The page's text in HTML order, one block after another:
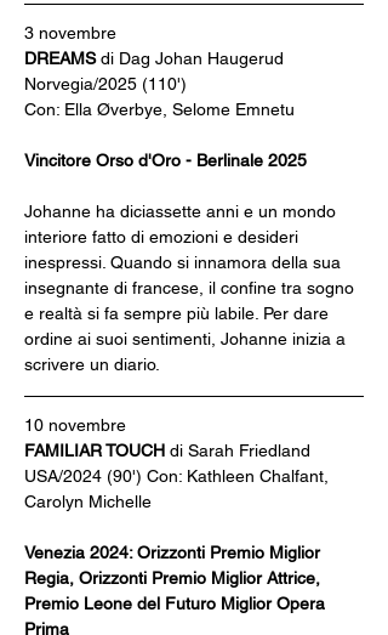
3 novembre
DREAMS di Dag Johan Haugerud
Norvegia/2025 (110')
Con: Ella Øverbye, Selome Emnetu
Vincitore Orso d'Oro - Berlinale 2025
Johanne ha diciassette anni e un mondo
interiore fatto di emozioni e desideri
inespressi. Quando si innamora della sua
insegnante di francese, il confine tra sogno
e realtà si fa sempre più labile. Per dare
ordine ai suoi sentimenti, Johanne inizia a
scrivere un diario.
10 novembre
FAMILIAR TOUCH di Sarah Friedland
USA/2024 (90') Con: Kathleen Chalfant,
Carolyn Michelle
Venezia 2024: Orizzonti Premio Miglior
Regia, Orizzonti Premio Miglior Attrice,
Premio Leone del Futuro Miglior Opera
Prima